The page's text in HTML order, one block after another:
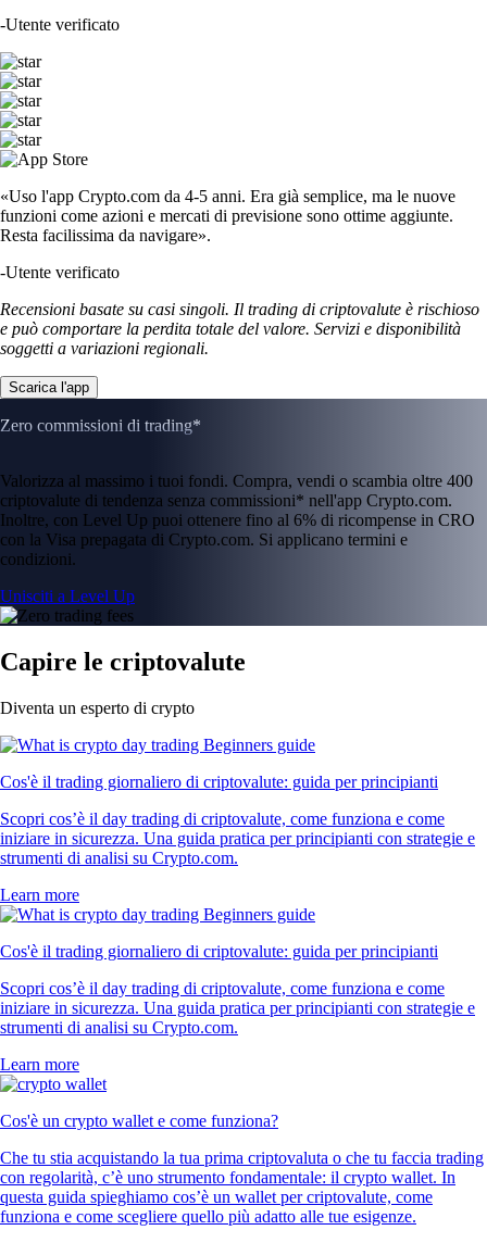
-Utente verificato
«Uso l'app Crypto.com da 4-5 anni. Era già semplice, ma le nuove
funzioni come azioni e mercati di previsione sono ottime aggiunte.
Resta facilissima da navigare».
-Utente verificato
Recensioni basate su casi singoli. Il trading di criptovalute è rischioso
e può comportare la perdita totale del valore. Servizi e disponibilità
soggetti a variazioni regionali.
Scarica l'app
Zero commissioni di trading*
Valorizza al massimo i tuoi fondi. Compra, vendi o scambia oltre 400
criptovalute di tendenza senza commissioni* nell'app Crypto.com.
Inoltre, con Level Up puoi ottenere fino al 6% di ricompense in CRO
con la Visa prepagata di Crypto.com. Si applicano termini e
condizioni.
Unisciti a Level Up
Capire le criptovalute
Diventa un esperto di crypto
Cos'è il trading giornaliero di criptovalute: guida per principianti
Scopri cos’è il day trading di criptovalute, come funziona e come
iniziare in sicurezza. Una guida pratica per principianti con strategie e
strumenti di analisi su Crypto.com.
Learn more
Cos'è il trading giornaliero di criptovalute: guida per principianti
Scopri cos’è il day trading di criptovalute, come funziona e come
iniziare in sicurezza. Una guida pratica per principianti con strategie e
strumenti di analisi su Crypto.com.
Learn more
Cos'è un crypto wallet e come funziona?
Che tu stia acquistando la tua prima criptovaluta o che tu faccia trading
con regolarità, c’è uno strumento fondamentale: il crypto wallet. In
questa guida spieghiamo cos’è un wallet per criptovalute, come
funziona e come scegliere quello più adatto alle tue esigenze.